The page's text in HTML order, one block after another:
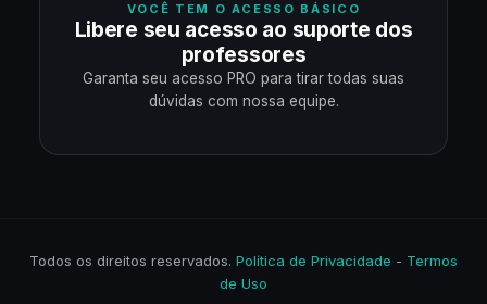
VOCÊ TEM O ACESSO BÁSICO
Libere seu acesso ao suporte dos
professores
Garanta seu acesso PRO para tirar todas suas
dúvidas com nossa equipe.
Todos os direitos reservados. Política de Privacidade - Termos
de Uso